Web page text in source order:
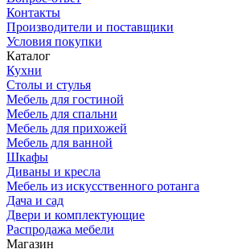
Контакты
Производители и поставщики
Условия покупки
Каталог
Кухни
Столы и стулья
Мебель для гостиной
Мебель для спальни
Мебель для прихожей
Мебель для ванной
Шкафы
Диваны и кресла
Мебель из искусственного ротанга
Дача и сад
Двери и комплектующие
Распродажа мебели
Магазин